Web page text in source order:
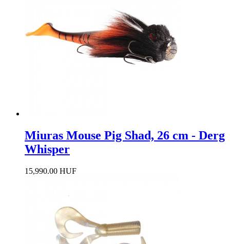
Miuras Mouse Pig Shad, 26 cm - Derg
Whisper
15,990.00 HUF